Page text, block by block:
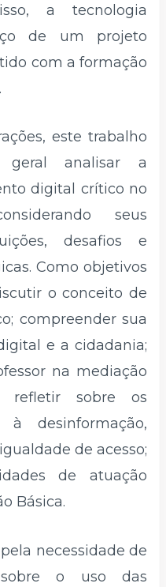
a tecnologia
de um projeto
com a formação
este trabalho
analisar a
digital crítico no
seus
desafios e
Como objetivos
o conceito de
compreender sua
e a cidadania;
na mediação
refletir sobre os
à desinformação,
de acesso;
de atuação
Básica.
necessidade de
o uso das